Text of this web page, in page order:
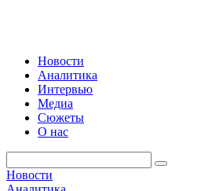
Новости
Аналитика
Интервью
Медиа
Сюжеты
О нас
Новости